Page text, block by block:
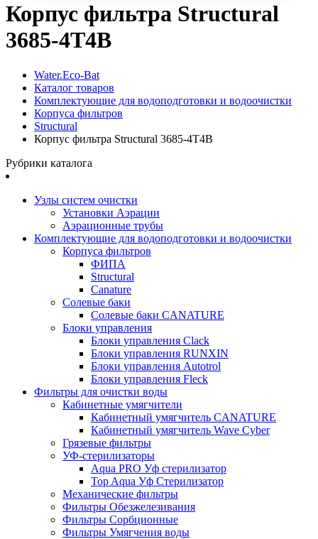
Корпус фильтра Structural
3685-4T4B
Water.Eco-Bat
Каталог товаров
Комплектующие для водоподготовки и водоочистки
Корпуса фильтров
Structural
Корпус фильтра Structural 3685-4T4B
Рубрики каталога
Узлы систем очистки
Установки Аэрации
Аэрационные трубы
Комплектующие для водоподготовки и водоочистки
Корпуса фильтров
ФИПА
Structural
Canature
Солевые баки
Солевые баки CANATURE
Блоки управления
Блоки управления Clack
Блоки управления RUNXIN
Блоки управления Autotrol
Блоки управления Fleck
Фильтры для очистки воды
Кабинетные умягчители
Кабинетный умягчитель CANATURE
Кабинетный умягчитель Wave Cyber
Грязевые фильтры
УФ-стерилизаторы
Aqua PRO Уф стерилизатор
Top Aqua Уф Стерилизатор
Механические фильтры
Фильтры Обезжелезивания
Фильтры Сорбционные
Фильтры Умягчения воды